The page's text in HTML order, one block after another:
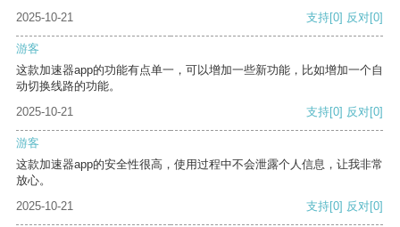
2025-10-21
支持[0] 反对[0]
游客
这款加速器app的功能有点单一，可以增加一些新功能，比如增加一个自
动切换线路的功能。
2025-10-21
支持[0] 反对[0]
游客
这款加速器app的安全性很高，使用过程中不会泄露个人信息，让我非常
放心。
2025-10-21
支持[0] 反对[0]